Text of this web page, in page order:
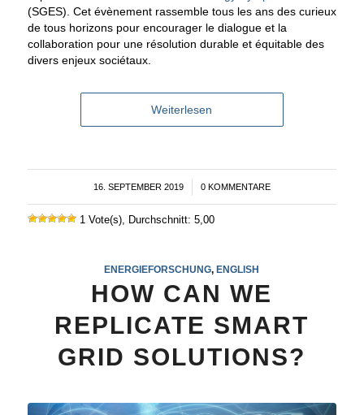
(SGES). Cet évènement rassemble tous les ans des curieux
de tous horizons pour encourager le dialogue et la
collaboration pour une résolution durable et équitable des
divers enjeux sociétaux.
Weiterlesen
16. SEPTEMBER 2019
/ 0 KOMMENTARE
1 Vote(s), Durchschnitt: 5,00
ENERGIEFORSCHUNG, ENGLISH
HOW CAN WE
REPLICATE SMART
GRID SOLUTIONS?